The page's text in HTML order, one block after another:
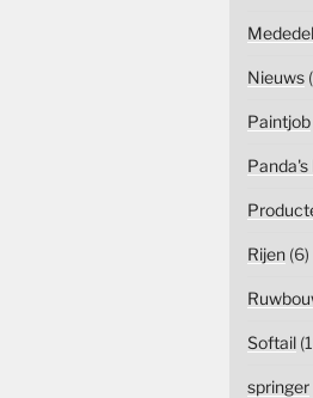
Nieuws
Paintjob
Panda's
Rijen(6)
Softail
springer